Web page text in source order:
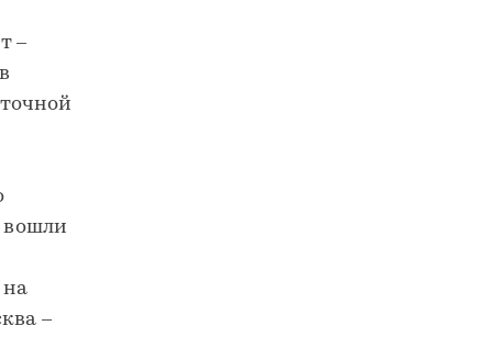
–
вошли
на
–